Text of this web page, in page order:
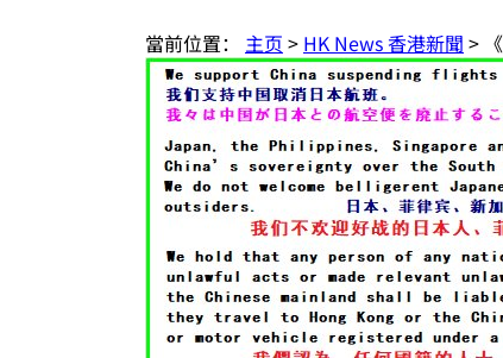
當前位置： 主页 > HK News 香港新聞 >